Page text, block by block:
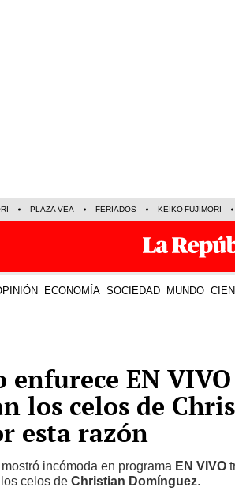
PLAZA VEA FERIADOS KEIKO FUJIMORI
ECONOMÍA SOCIEDAD MUNDO
enfurece EN
los celos de
esta razón
incómoda en programa EN VIVO
celos de Christian Domínguez.